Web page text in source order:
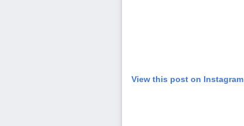
View this post on Instagram